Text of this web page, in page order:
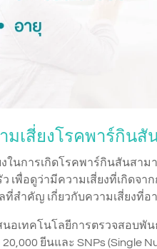
มเสี่ยงโรคพาร์กินสั
งในการเกิดโรคพาร์กินสันสา
เพื่อดูว่ามีความเสี่ยงที่เกิดจ
ที่สำคัญ เกี่ยวกับความเสี่ยงที่อ
สนอเทคโนโลยีการตรวจสอบ
ยีนและ SNPs (Single